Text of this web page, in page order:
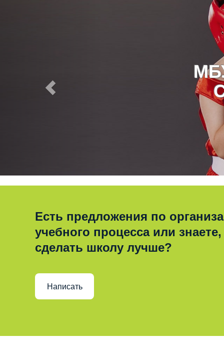
Есть предложения по
учебного процесса или знаете,
сделать школу лучше?
Написать